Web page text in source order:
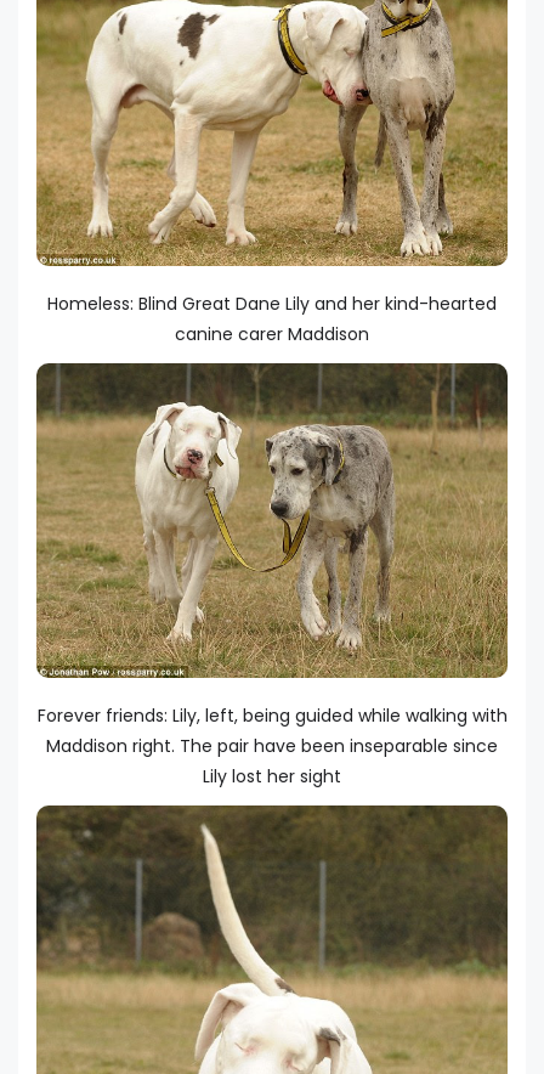
Homeless: Blind Great Dane Lily and her kind-hearted
canine carer Maddison
Forever friends: Lily, left, being guided while walking with
Maddison right. The pair have been inseparable since
Lily lost her sight